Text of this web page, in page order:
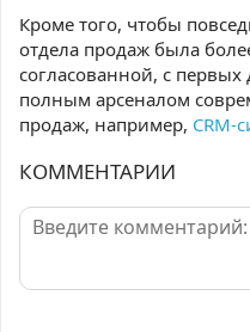
Кроме того, чтобы
отдела продаж была
согласованной, с первых
полным арсеналом
продаж, например, CRM-
КОММЕНТАРИИ